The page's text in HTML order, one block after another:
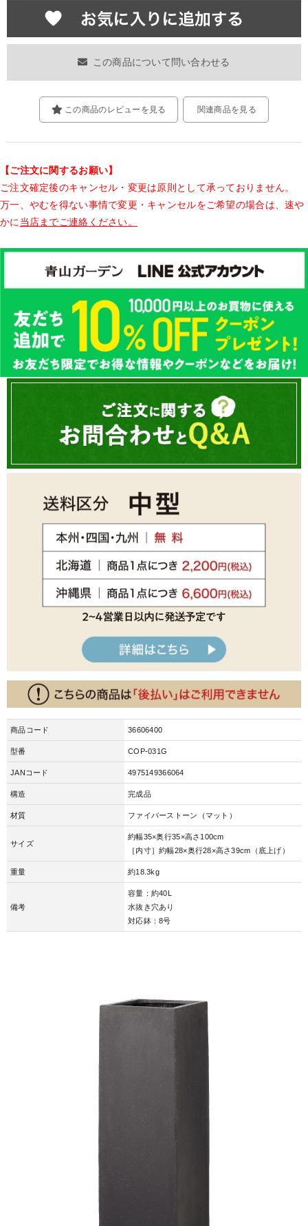
この商品について問い合わせる
関連商品を見る
この商品のレビューを見る
【ご注文に関するお願い】
ご注文確定後のキャンセル・変更は原則として承っておりません。
万一、やむを得ない事情で変更・キャンセルをご希望の場合は、速や
かに 当店までご連絡ください。
商品コード 36606400
型番 COP-031G
JANコード 4975149366064
構造 完成品
材質 ファイバーストーン（マット）
サイズ
約幅35×奥行35×高さ100cm
［内寸］約幅28×奥行28×高さ39cm（底上げ）
重量 約18.3kg
備考
容量：約40L
水抜き穴あり
対応鉢：8号